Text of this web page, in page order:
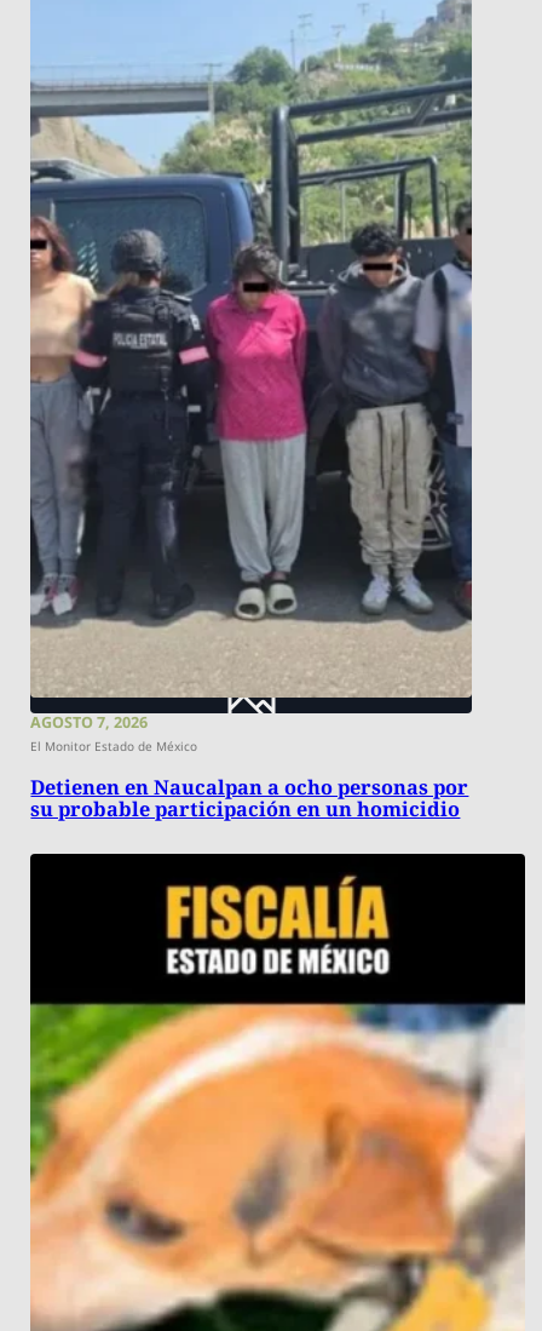
AGOSTO 7, 2026
El Monitor Estado de México
Detienen en Naucalpan a ocho personas por
su probable participación en un homicidio